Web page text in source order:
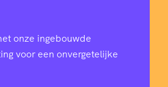
onze ingebouwde
voor een onvergetelijke